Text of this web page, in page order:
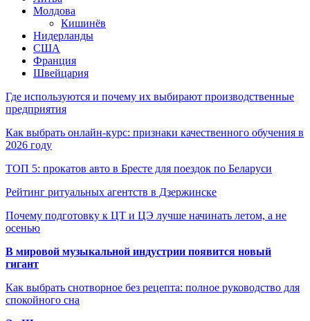
Молдова
Кишинёв
Нидерланды
США
Франция
Швейцария
Где используются и почему их выбирают производственные
предприятия
Как выбрать онлайн-курс: признаки качественного обучения в
2026 году
ТОП 5: прокатов авто в Бресте для поездок по Беларуси
Рейтинг ритуальных агентств в Дзержинске
Почему подготовку к ЦТ и ЦЭ лучше начинать летом, а не
осенью
В мировой музыкальной индустрии появится новый
гигант
Как выбрать снотворное без рецепта: полное руководство для
спокойного сна